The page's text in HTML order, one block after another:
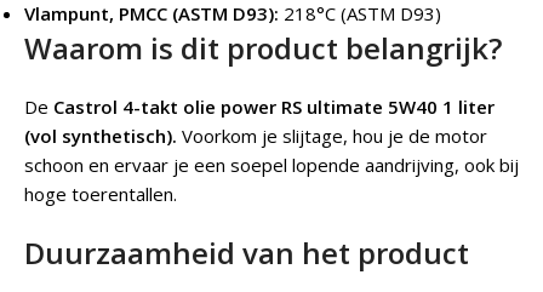
Vlampunt, PMCC (ASTM D93): 218°C (ASTM D93)
Waarom is dit product belangrijk?
De Castrol 4-takt olie power RS ultimate 5W40 1 liter
(vol synthetisch). Voorkom je slijtage, hou je de motor
schoon en ervaar je een soepel lopende aandrijving, ook bij
hoge toerentallen.
Duurzaamheid van het product